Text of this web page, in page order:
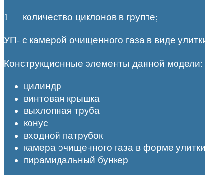
1 — количество циклонов в группе;
УП- с камерой очищенного газа в виде
Конструкционные элементы данной модели:
цилиндр
винтовая крышка
выхлопная труба
конус
входной патрубок
камера очищенного газа в форме улитки
пирамидальный бункер